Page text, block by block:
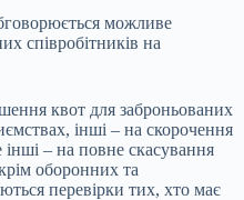
можливе
співробітників на
квот для заброньованих
інші – на скорочення
– на повне скасування
оборонних та
перевірки тих, хто має